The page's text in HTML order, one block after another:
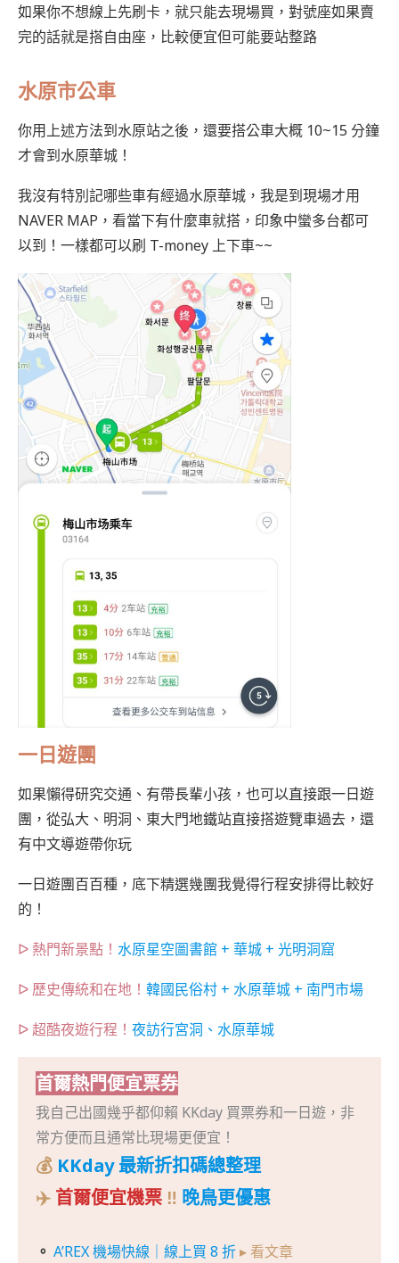
如果你不想線上先刷卡，就只能去現場買，對號座如果賣
完的話就是搭自由座，比較便宜但可能要站整路
水原市公車
你用上述方法到水原站之後，還要搭公車大概 10~15 分鐘
才會到水原華城！
我沒有特別記哪些車有經過水原華城，我是到現場才用
NAVER MAP，看當下有什麼車就搭，印象中蠻多台都可
以到！一樣都可以刷 T-money 上下車~~
一日遊團
如果懶得研究交通、有帶長輩小孩，也可以直接跟一日遊
團，從弘大、明洞、東大門地鐵站直接搭遊覽車過去，還
有中文導遊帶你玩
一日遊團百百種，底下精選幾團我覺得行程安排得比較好
的！
ᐅ 熱門新景點！ 水原星空圖書館 + 華城 + 光明洞窟
ᐅ歷史傳統和在地！ 韓國民俗村 + 水原華城 + 南門市場
ᐅ超酷夜遊行程！ 夜訪行宮洞、水原華城
首爾熱門便宜票券
我自己出國幾乎都仰賴 KKday 買票券和一日遊，非
常方便而且通常比現場更便宜！
💰 KKday 最新折扣碼總整理
✈️ 首爾便宜機票 ‼️ 晚鳥更優惠
。 A’REX 機場快線｜線上買 8 折▸ 看文章